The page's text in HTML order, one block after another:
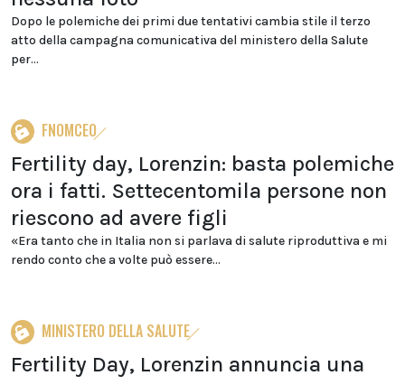
Dopo le polemiche dei primi due tentativi cambia stile il terzo
atto della campagna comunicativa del ministero della Salute
per...
FNOMCEO
Fertility day, Lorenzin: basta polemiche
ora i fatti. Settecentomila persone non
riescono ad avere figli
«Era tanto che in Italia non si parlava di salute riproduttiva e mi
rendo conto che a volte può essere...
MINISTERO DELLA SALUTE
Fertility Day, Lorenzin annuncia una